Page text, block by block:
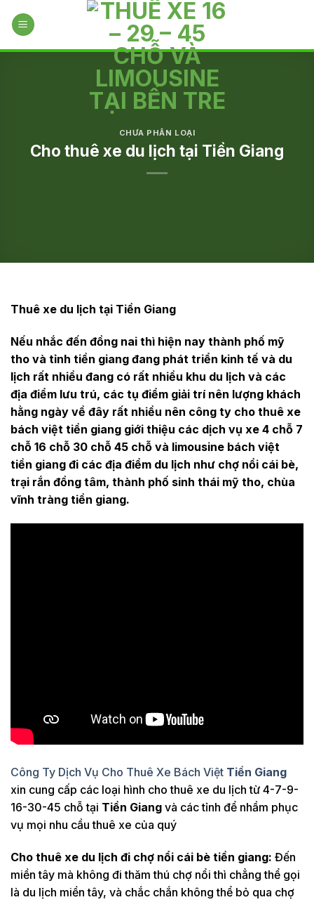
CHƯA PHÂN LOẠI
Cho thuê xe du lịch tại Tiền Giang
Thuê xe du lịch tại Tiền Giang
Nếu nhắc đến đồng nai thì hiện nay thành phố mỹ
tho và tỉnh tiền giang đang phát triển kinh tế và du
lịch rất nhiều đang có rất nhiều khu du lịch và các
địa điểm lưu trú, các tụ điểm giải trí nên lượng khách
hằng ngày về đây rất nhiều nên công ty cho thuê xe
bách việt tiền giang giới thiệu các dịch vụ xe 4 chỗ 7
chỗ 16 chỗ 30 chỗ 45 chỗ và limousine bách việt
tiền giang đi các địa điểm du lịch như chợ nổi cái bè,
trại rắn đồng tâm, thành phố sinh thái mỹ tho, chùa
vĩnh tràng tiền giang.
Công Ty Dịch Vụ Cho Thuê Xe Bách Việt Tiền Giang
xin cung cấp các loại hình cho thuê xe du lịch từ 4-7-9-
16-30-45 chỗ tại Tiền Giang và các tỉnh để nhầm phục
vụ mọi nhu cầu thuê xe của quý
Cho thuê xe du lịch đi chợ nổi cái bè tiền giang: Đến
miền tây mà không đi thăm thú chợ nổi thì chẳng thể gọi
là du lịch miền tây, và chắc chắn không thể bỏ qua chợ